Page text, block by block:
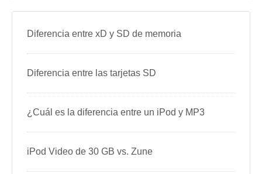
Diferencia entre xD y SD de memoria
Diferencia entre las tarjetas SD
¿Cuál es la diferencia entre un iPod y MP3
iPod Video de 30 GB vs. Zune